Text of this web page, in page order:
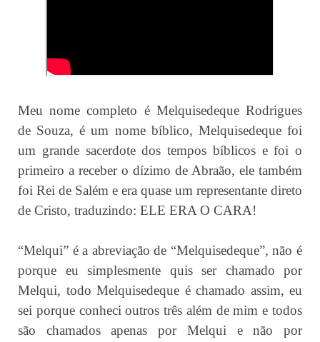
Meu nome completo é Melquisedeque Rodrigues
de Souza, é um nome bíblico, Melquisedeque foi
um grande sacerdote dos tempos bíblicos e foi o
primeiro a receber o dízimo de Abraão, ele também
foi Rei de Salém e era quase um representante direto
de Cristo, traduzindo: ELE ERA O CARA!
“Melqui” é a abreviação de “Melquisedeque”, não é
porque eu simplesmente quis ser chamado por
Melqui, todo Melquisedeque é chamado assim, eu
sei porque conheci outros três além de mim e todos
são chamados apenas por Melqui e não por